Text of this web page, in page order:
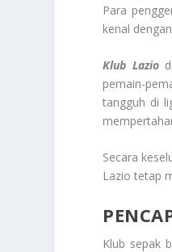
Para
kenal
Klub Laziodi
pemain-
tangguh di
Secara
Lazio tetap
Klub sepak